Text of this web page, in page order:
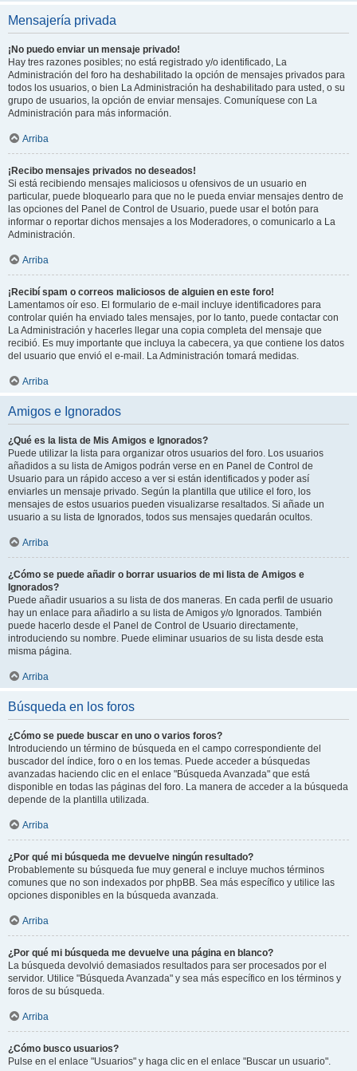
Mensajería privada
¡No puedo enviar un mensaje privado!
Hay tres razones posibles; no está registrado y/o identificado, La
Administración del foro ha deshabilitado la opción de mensajes privados para
todos los usuarios, o bien La Administración ha deshabilitado para usted, o su
grupo de usuarios, la opción de enviar mensajes. Comuníquese con La
Administración para más información.
Arriba
¡Recibo mensajes privados no deseados!
Si está recibiendo mensajes maliciosos u ofensivos de un usuario en
particular, puede bloquearlo para que no le pueda enviar mensajes dentro de
las opciones del Panel de Control de Usuario, puede usar el botón para
informar o reportar dichos mensajes a los Moderadores, o comunicarlo a La
Administración.
Arriba
¡Recibí spam o correos maliciosos de alguien en este foro!
Lamentamos oír eso. El formulario de e-mail incluye identificadores para
controlar quién ha enviado tales mensajes, por lo tanto, puede contactar con
La Administración y hacerles llegar una copia completa del mensaje que
recibió. Es muy importante que incluya la cabecera, ya que contiene los datos
del usuario que envió el e-mail. La Administración tomará medidas.
Arriba
Amigos e Ignorados
¿Qué es la lista de Mis Amigos e Ignorados?
Puede utilizar la lista para organizar otros usuarios del foro. Los usuarios
añadidos a su lista de Amigos podrán verse en en Panel de Control de
Usuario para un rápido acceso a ver si están identificados y poder así
enviarles un mensaje privado. Según la plantilla que utilice el foro, los
mensajes de estos usuarios pueden visualizarse resaltados. Si añade un
usuario a su lista de Ignorados, todos sus mensajes quedarán ocultos.
Arriba
¿Cómo se puede añadir o borrar usuarios de mi lista de Amigos e
Ignorados?
Puede añadir usuarios a su lista de dos maneras. En cada perfil de usuario
hay un enlace para añadirlo a su lista de Amigos y/o Ignorados. También
puede hacerlo desde el Panel de Control de Usuario directamente,
introduciendo su nombre. Puede eliminar usuarios de su lista desde esta
misma página.
Arriba
Búsqueda en los foros
¿Cómo se puede buscar en uno o varios foros?
Introduciendo un término de búsqueda en el campo correspondiente del
buscador del índice, foro o en los temas. Puede acceder a búsquedas
avanzadas haciendo clic en el enlace "Búsqueda Avanzada" que está
disponible en todas las páginas del foro. La manera de acceder a la búsqueda
depende de la plantilla utilizada.
Arriba
¿Por qué mi búsqueda me devuelve ningún resultado?
Probablemente su búsqueda fue muy general e incluye muchos términos
comunes que no son indexados por phpBB. Sea más específico y utilice las
opciones disponibles en la búsqueda avanzada.
Arriba
¿Por qué mi búsqueda me devuelve una página en blanco?
La búsqueda devolvió demasiados resultados para ser procesados por el
servidor. Utilice "Búsqueda Avanzada" y sea más específico en los términos y
foros de su búsqueda.
Arriba
¿Cómo busco usuarios?
Pulse en el enlace "Usuarios" y haga clic en el enlace "Buscar un usuario".